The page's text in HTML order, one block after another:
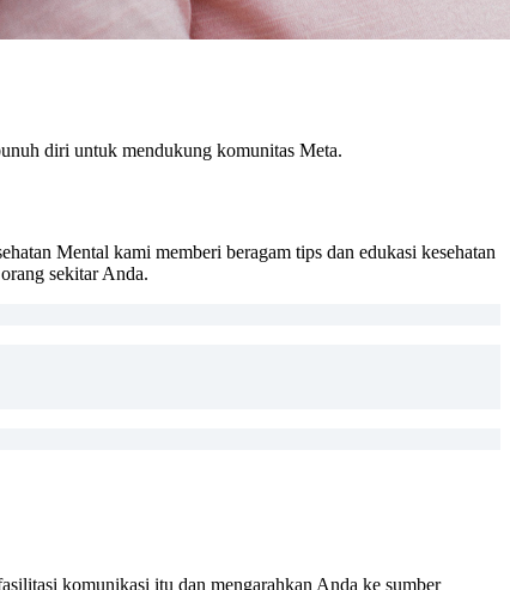
diri untuk mendukung komunitas Meta.
Mental kami memberi beragam tips dan edukasi kesehatan
sekitar Anda.
komunikasi itu dan mengarahkan Anda ke sumber